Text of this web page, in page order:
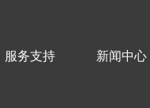
服务支持 新闻中心